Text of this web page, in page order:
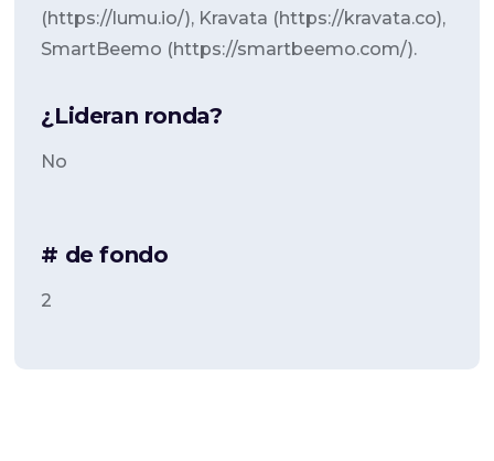
(https://lumu.io/), Kravata (https://kravata.co),
SmartBeemo (https://smartbeemo.com/).
¿Lideran ronda?
No
# de fondo
2